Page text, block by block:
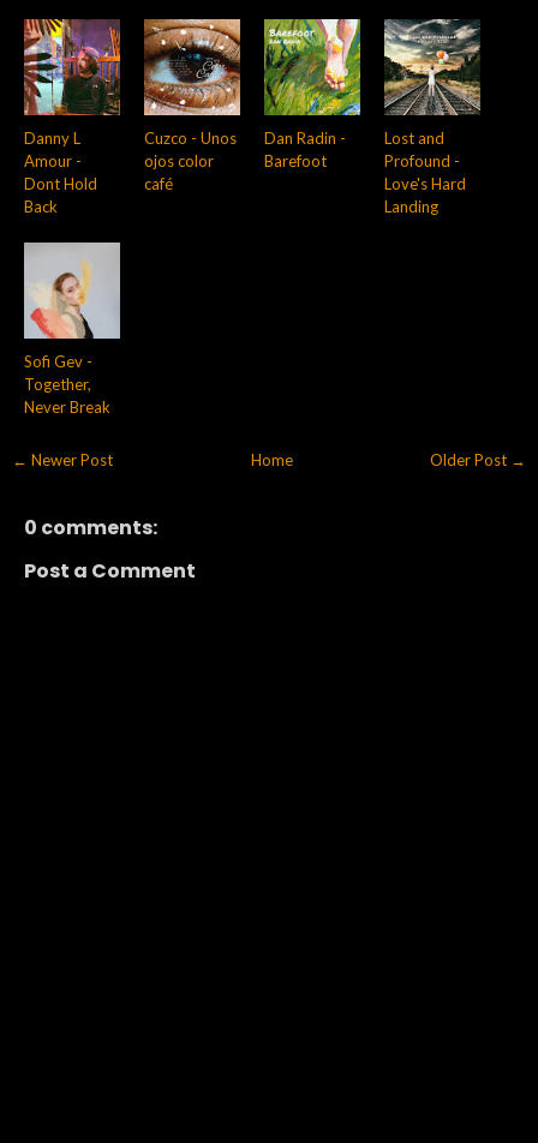
Danny L
Amour -
Dont Hold
Back
Cuzco - Unos
ojos color
café
Dan Radin -
Barefoot
Lost and
Profound -
Love's Hard
Landing
Sofi Gev -
Together,
Never Break
← Newer Post Older Post →
Home
0 comments:
Post a Comment